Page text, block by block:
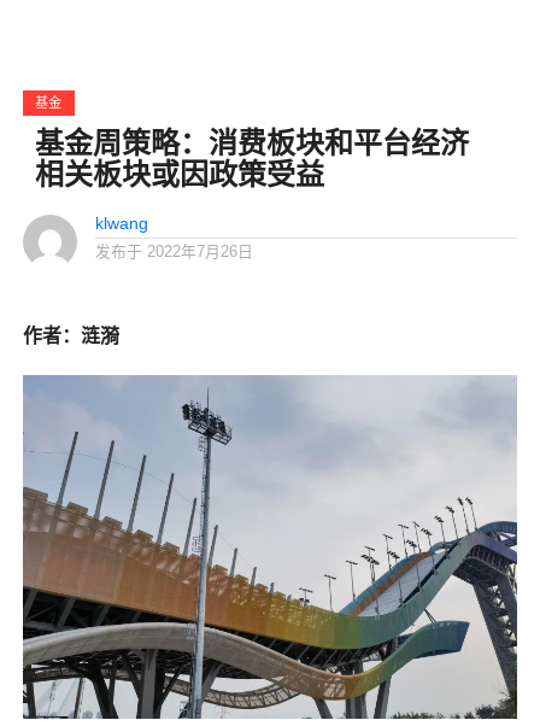
基金
基金周策略：消费板块和平台经济
相关板块或因政策受益
klwang
发布于 2022年7月26日
作者：涟漪